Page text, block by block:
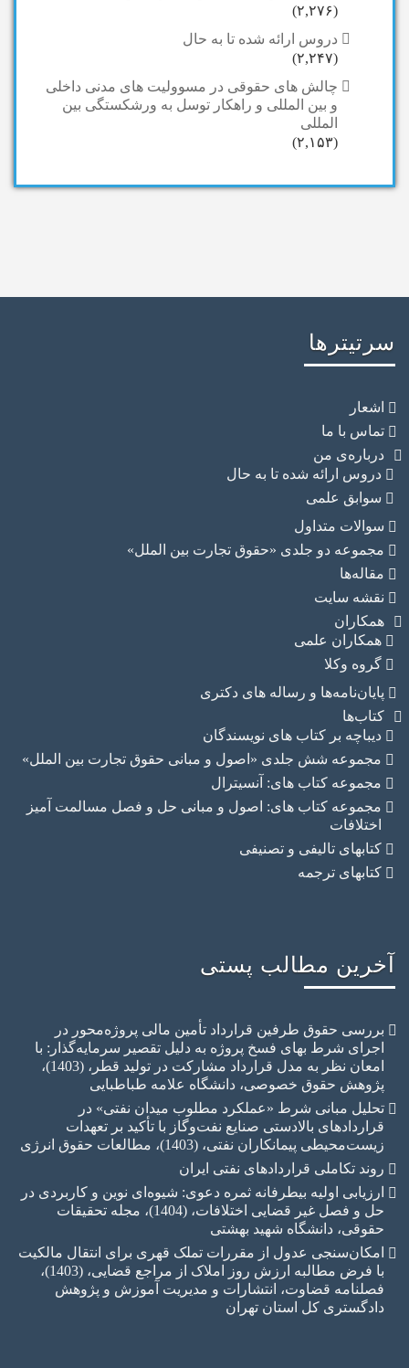
دروس ارائه شده تا به حال
چالش های حقوقی در مسوولیت های مدنی داخلی
و بین المللی و راهکار توسل به ورشکستگی بین
المللی
با ما
من
دروس ارائه شده تا به حال
سوابق علمی
متداول
دو جلدی «حقوق تجارت بین الملل»
سایت
همکاران علمی
گروه وکلا
و رساله های دکتری
دیباچه بر کتاب های نویسندگان
مجموعه شش جلدی «اصول و مبانی حقوق تجارت بین الملل»
مجموعه کتاب های: آنسیترال
مجموعه کتاب های: اصول و مبانی حل و فصل مسالمت آمیز
اختلافات
کتابهای تالیفی و تصنیفی
کتابهای ترجمه
مطالب پستی
حقوق طرفین قرارداد تأمین مالی پروژه‌محور در
شرط بهای فسخ پروژه به دلیل تقصیر سرمایه‌گذار: با
امعان نظر به مدل قرارداد مشارکت در تولید قطر، (1403)،
حقوق خصوصی، دانشگاه علامه طباطبایی
مبانی شرط «عملکرد مطلوب میدان نفتی» در
بالادستی صنایع نفت‌وگاز با تأکید بر تعهدات
پیمانکاران نفتی، (1403)، مطالعات حقوق انرژی
تکاملی قراردادهای نفتی ایران
اولیه بیطرفانه ثمره دعوی: شیوه‌ای نوین و کاربردی در
حل و فصل غیر قضایی اختلافات، (1404)، مجله تحقیقات
دانشگاه شهید بهشتی
عدول از مقررات تملک قهری برای انتقال مالکیت
با فرض مطالبه ارزش روز املاک از مراجع قضایی، (1403)،
قضاوت، انتشارات و مدیریت آموزش و پژوهش
کل استان تهران